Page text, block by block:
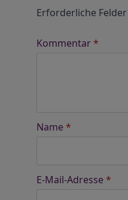
Erforderliche
Kommentar*
Name *
E-Mail-Adresse *